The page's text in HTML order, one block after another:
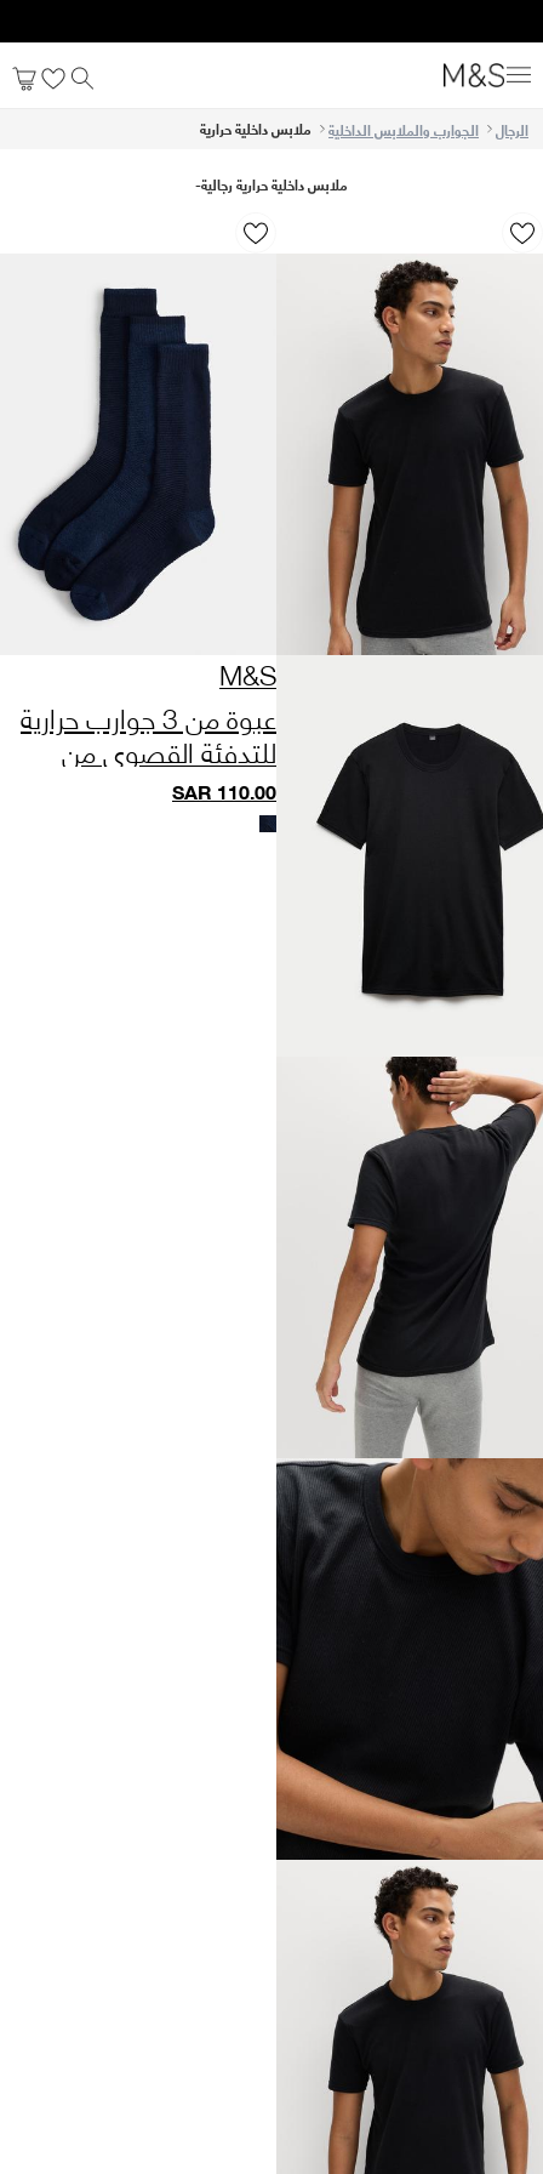
الرجال الجوارب والملابس الداخلية
ملابس داخلية حرارية
ملابس داخلية حرارية رجالية-
M&S
عبوة من 3 جوارب حرارية
للتدفئة القصوى من
Heatgen™
SAR 110.00